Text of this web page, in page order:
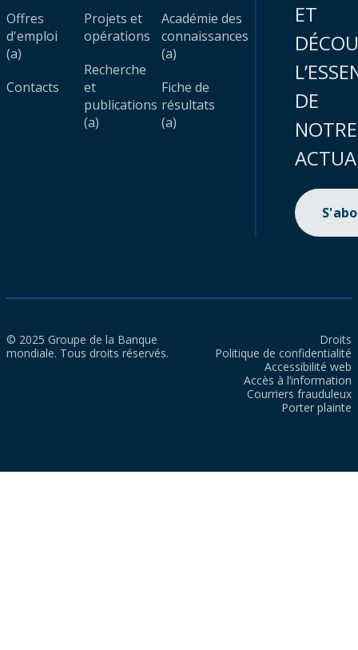
Offres
d'emploi
(a)
Contacts
Projets et
opérations
Recherche
et
publications
(a)
Académie des
connaissances
(a)
Fiche de
résultats
(a)
ET
DE
NOTRE
© 2025 Groupe de la Banque
mondiale. Tous droits réservés.
Droits
Politique de confidentialité
Accessibilité web
Accès à l’information
Courriers frauduleux
Porter plainte